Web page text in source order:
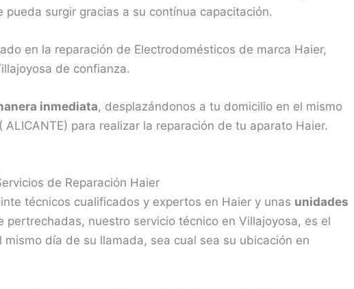
pueda surgir gracias a su contínua capacitación.
en la reparación de Electrodomésticos de marca Haier,
de confianza.
inmediata, desplazándonos a tu domicilio en el mismo
para realizar la reparación de tu aparato Haier.
de Reparación Haier
técnicos cualificados y expertos en Haier y unas unidades
pertrechadas, nuestro servicio técnico en Villajoyosa, es el
día de su llamada, sea cual sea su ubicación en